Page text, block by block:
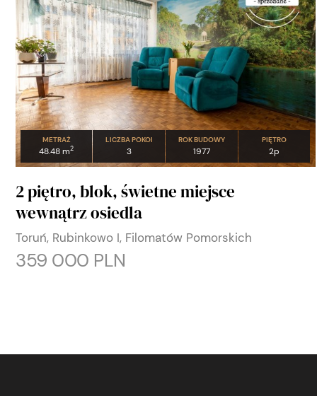
METRAŻ
48.48 m2
LICZBA POKOI
3
ROK BUDOWY
1977
PIĘTRO
2p
2 piętro, blok, świetne miejsce
wewnątrz osiedla
Toruń, Rubinkowo I, Filomatów Pomorskich
359 000 PLN